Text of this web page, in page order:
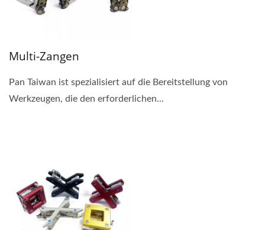
Multi-Zangen
Pan Taiwan ist spezialisiert auf die Bereitstellung von
Werkzeugen, die den erforderlichen...